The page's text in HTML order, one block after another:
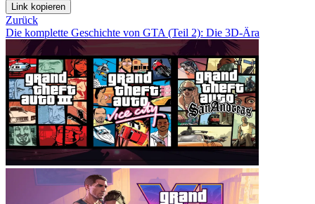
Link kopieren
Zurück
Die komplette Geschichte von GTA (Teil 2): Die 3D-Ära